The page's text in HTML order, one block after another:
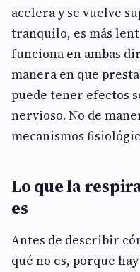
acelera y se vuelve
tranquilo, es más
funciona en ambas
manera en que
puede tener efectos
nervioso. No de
mecanismos
Lo que la
es
Antes de describir
qué no es, porque